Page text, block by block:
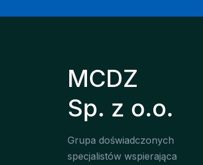
MCDZ
Sp. z o.o.
Grupa doświadczonych
specjalistów wspierająca